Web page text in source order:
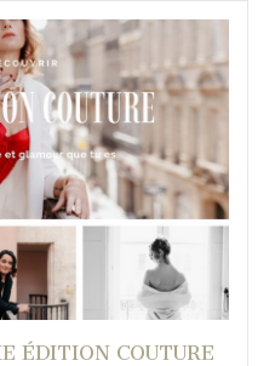
ÉDITION COUTURE